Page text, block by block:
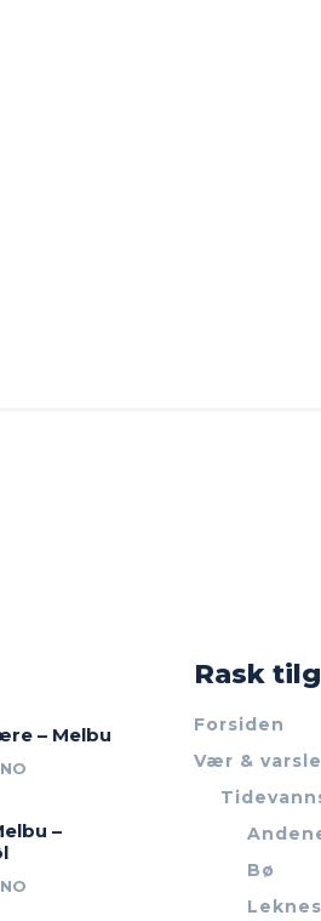
– Melbu
–
Rask
Forsiden
Vær &
Bø
Leknes